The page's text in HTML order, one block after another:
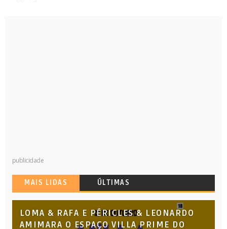
publicidade
MAIS LIDAS ÚLTIMAS
LOMA & RAFA E PÉRICLES & LEONARDO
AMIMARA O ESPAÇO VILLA PRIME DO